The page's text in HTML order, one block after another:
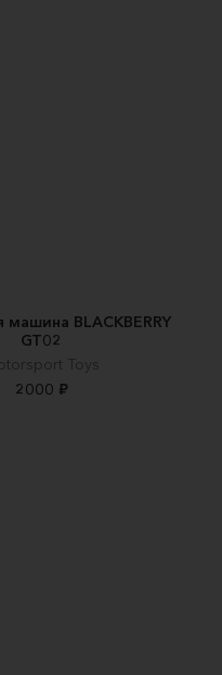
машина BLACKBERRY
GT02
Toys
2000 ₽